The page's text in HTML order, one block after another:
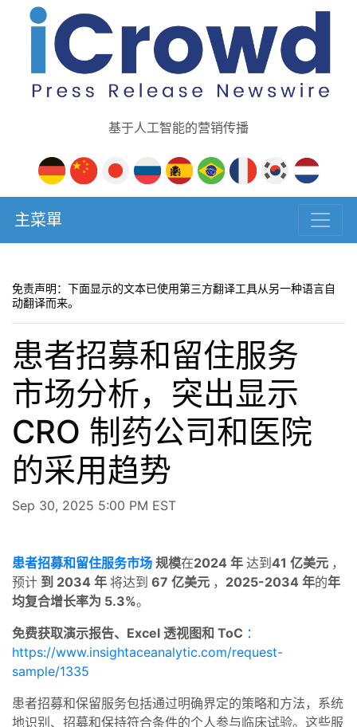
基于人工智能的营销传播
主菜單
免责声明：下面显示的文本已使用第三方翻译工具从另一种语言自
动翻译而来。
患者招募和留住服务
市场分析，突出显示
CRO 制药公司和医院
的采用趋势
Sep 30, 2025 5:00 PM EST
患者招募和留住服务市场 规模在2024 年 达到41 亿美元 ，
预计 到 2034 年 将达到 67 亿美元 ， 2025-2034 年的年
均复合增长率为 5.3%。
免费获取演示报告、Excel 透视图和 ToC ：
https://www.insightaceanalytic.com/request-
sample/1335
患者招募和保留服务包括通过明确界定的策略和方法，系统
地识别、招募和保持符合条件的个人参与临床试验。这些服